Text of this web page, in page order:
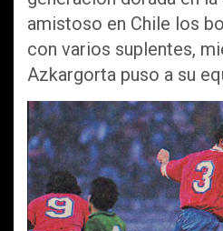
amistoso en Chile los
con varios suplentes,
Azkargorta puso a su